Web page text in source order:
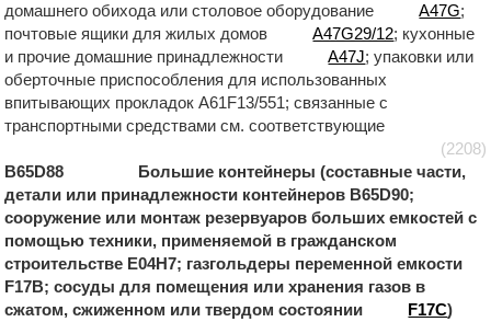
домашнего обихода или столовое оборудование
A47G;
почтовые ящики для жилых домов
A47G29/12; кухонные
и прочие домашние принадлежности
A47J; упаковки или
оберточные приспособления для использованных
впитывающих прокладок A61F13/551; связанные с
транспортными средствами см. соответствующие
(2208)
B65D88 Большие контейнеры (составные части,
детали или принадлежности контейнеров B65D90;
сооружение или монтаж резервуаров больших емкостей с
помощью техники, применяемой в гражданском
строительстве E04H7; газгольдеры переменной емкости
F17B; сосуды для помещения или хранения газов в
сжатом, сжиженном или твердом состоянии
F17C)